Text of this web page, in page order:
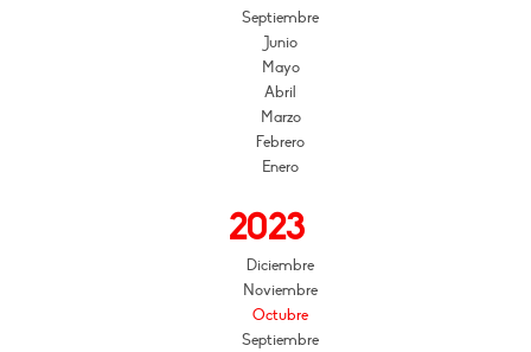
Septiembre
Junio
Mayo
Abril
Marzo
Febrero
Enero
2023
Diciembre
Noviembre
Octubre
Septiembre